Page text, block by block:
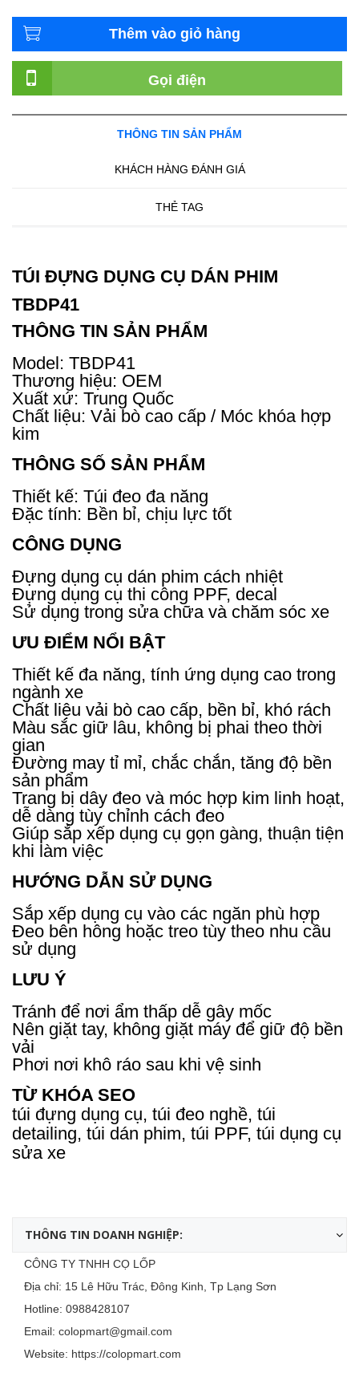
Thêm vào giỏ hàng
Gọi điện
THÔNG TIN SẢN PHẨM
KHÁCH HÀNG ĐÁNH GIÁ
THẺ TAG
TÚI ĐỰNG DỤNG CỤ DÁN PHIM
TBDP41
THÔNG TIN SẢN PHẨM
Model: TBDP41
Thương hiệu: OEM
Xuất xứ: Trung Quốc
Chất liệu: Vải bò cao cấp / Móc khóa hợp
kim
THÔNG SỐ SẢN PHẨM
Thiết kế: Túi đeo đa năng
Đặc tính: Bền bỉ, chịu lực tốt
CÔNG DỤNG
Đựng dụng cụ dán phim cách nhiệt
Đựng dụng cụ thi công PPF, decal
Sử dụng trong sửa chữa và chăm sóc xe
ƯU ĐIỂM NỔI BẬT
Thiết kế đa năng, tính ứng dụng cao trong
ngành xe
Chất liệu vải bò cao cấp, bền bỉ, khó rách
Màu sắc giữ lâu, không bị phai theo thời
gian
Đường may tỉ mỉ, chắc chắn, tăng độ bền
sản phẩm
Trang bị dây đeo và móc hợp kim linh hoạt,
dễ dàng tùy chỉnh cách đeo
Giúp sắp xếp dụng cụ gọn gàng, thuận tiện
khi làm việc
HƯỚNG DẪN SỬ DỤNG
Sắp xếp dụng cụ vào các ngăn phù hợp
Đeo bên hông hoặc treo tùy theo nhu cầu
sử dụng
LƯU Ý
Tránh để nơi ẩm thấp dễ gây mốc
Nên giặt tay, không giặt máy để giữ độ bền
vải
Phơi nơi khô ráo sau khi vệ sinh
TỪ KHÓA SEO
túi đựng dụng cụ, túi đeo nghề, túi
detailing, túi dán phim, túi PPF, túi dụng cụ
sửa xe
THÔNG TIN DOANH NGHIỆP:
CÔNG TY TNHH CỌ LỐP
Địa chỉ: 15 Lê Hữu Trác, Đông Kinh, Tp Lạng Sơn
Hotline: 0988428107
Email: colopmart@gmail.com
Website: https://colopmart.com